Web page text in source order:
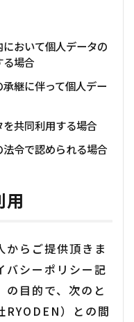
おいて個人データの
場合
継に伴って個人デー
共同利用する場合
令で認められる場合
からご提供頂きま
バシーポリシー記
目的で、次のと
RYODEN）との間